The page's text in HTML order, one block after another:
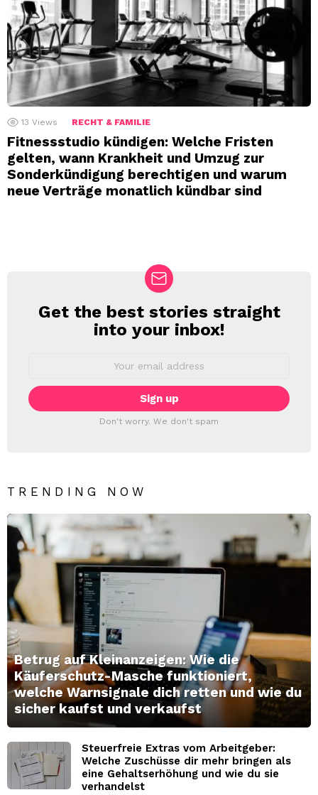
13 Views RECHT & FAMILIE
Fitnessstudio kündigen: Welche Fristen
gelten, wann Krankheit und Umzug zur
Sonderkündigung berechtigen und warum
neue Verträge monatlich kündbar sind
NEWSLETTER
Get the best stories straight
into your inbox!
Don't worry. We don't spam
TRENDING NOW
Betrug auf Kleinanzeigen: Wie die
Käuferschutz-Masche funktioniert,
welche Warnsignale dich retten und wie du
sicher kaufst und verkaufst
Steuerfreie Extras vom Arbeitgeber:
Welche Zuschüsse dir mehr bringen als
eine Gehaltserhöhung und wie du sie
verhandelst